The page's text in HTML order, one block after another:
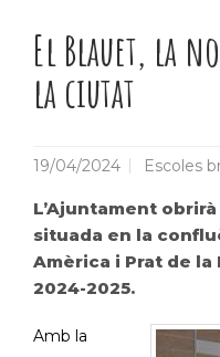
El Blauet, la
la ciutat
19/04/2024 Escoles
L’Ajuntament
situada en la
Amèrica i Prat de
2024-2025.
Amb la